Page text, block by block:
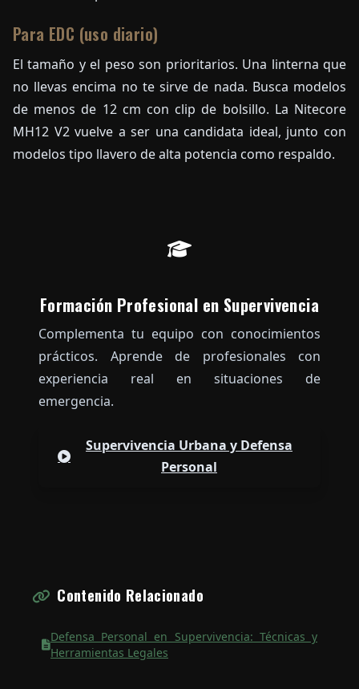
Para EDC (uso diario)
El tamaño y el peso son prioritarios. Una linterna que
no llevas encima no te sirve de nada. Busca modelos
de menos de 12 cm con clip de bolsillo. La Nitecore
MH12 V2 vuelve a ser una candidata ideal, junto con
modelos tipo llavero de alta potencia como respaldo.
Formación Profesional en Supervivencia
Complementa tu equipo con conocimientos
prácticos. Aprende de profesionales con
experiencia real en situaciones de
emergencia.
Supervivencia Urbana y Defensa
Personal
Contenido Relacionado
Defensa Personal en Supervivencia: Técnicas y
Herramientas Legales